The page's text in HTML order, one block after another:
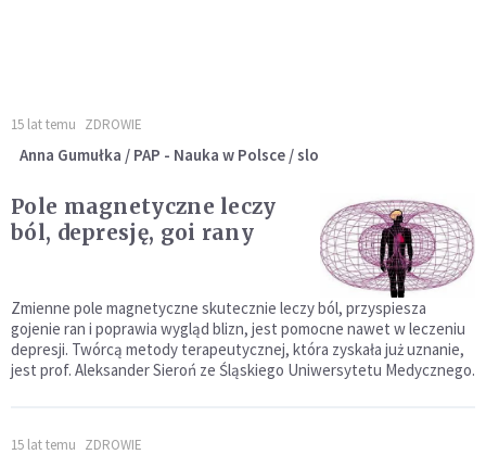
15 lat temu ZDROWIE
Anna Gumułka / PAP - Nauka w Polsce / slo
Pole magnetyczne leczy
ból, depresję, goi rany
Zmienne pole magnetyczne skutecznie leczy ból, przyspiesza
gojenie ran i poprawia wygląd blizn, jest pomocne nawet w leczeniu
depresji. Twórcą metody terapeutycznej, która zyskała już uznanie,
jest prof. Aleksander Sieroń ze Śląskiego Uniwersytetu Medycznego.
15 lat temu ZDROWIE